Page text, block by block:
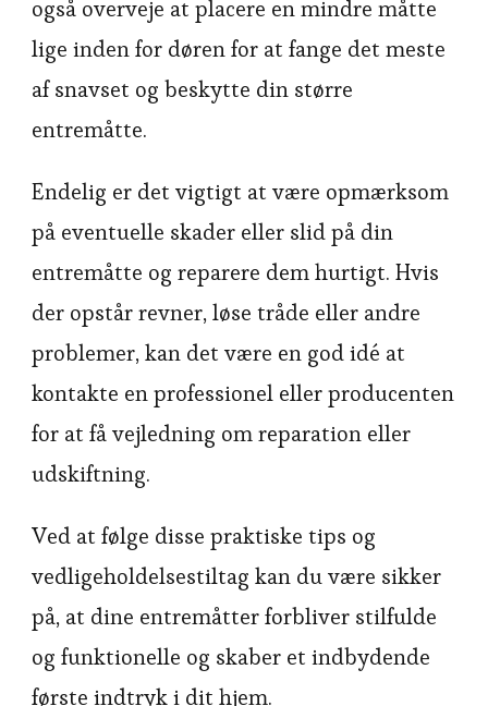
også overveje at placere en mindre måtte
lige inden for døren for at fange det meste
af snavset og beskytte din større
entremåtte.
Endelig er det vigtigt at være opmærksom
på eventuelle skader eller slid på din
entremåtte og reparere dem hurtigt. Hvis
der opstår revner, løse tråde eller andre
problemer, kan det være en god idé at
kontakte en professionel eller producenten
for at få vejledning om reparation eller
udskiftning.
Ved at følge disse praktiske tips og
vedligeholdelsestiltag kan du være sikker
på, at dine entremåtter forbliver stilfulde
og funktionelle og skaber et indbydende
første indtryk i dit hjem.